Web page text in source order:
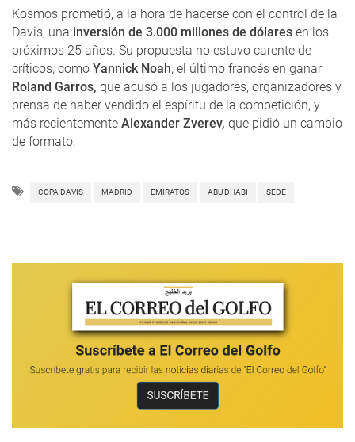
Kosmos prometió, a la hora de hacerse con el control de la
Davis, una inversión de 3.000 millones de dólares en los
próximos 25 años. Su propuesta no estuvo carente de
críticos, como Yannick Noah, el último francés en ganar
Roland Garros, que acusó a los jugadores, organizadores y
prensa de haber vendido el espíritu de la competición, y
más recientemente Alexander Zverev, que pidió un cambio
de formato.
COPA DAVIS MADRID EMIRATOS ABU DHABI SEDE